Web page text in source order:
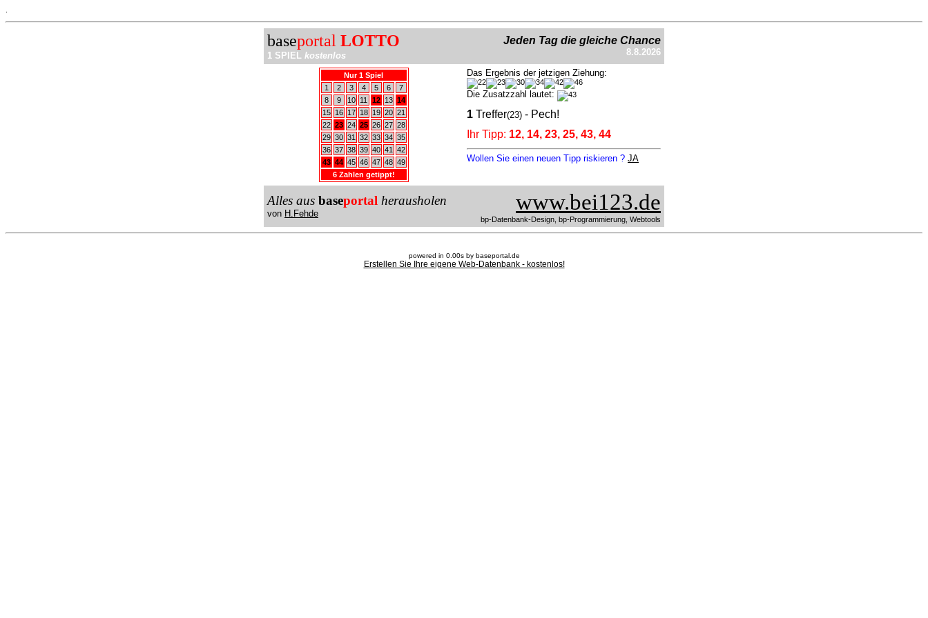
baseportal LOTTO
1 SPIEL kostenlos
Jeden Tag die gleiche Chance
8.8.2026
Nur 1 Spiel
1
2 3 4 5 6
7
8
9 10 11 12 13 14
15
16 17 18 19 20 21
22 23 24 25 26 27 28
29 30 31 32 33 34 35
36 37 38 39 40 41
42
43 44 45 46 47 48 49
6 Zahlen getippt!
Das Ergebnis der jetzigen Ziehung:
Die Zusatzzahl lautet:
1 Treffer(23) - Pech!
Ihr Tipp: 12, 14, 23, 25, 43, 44
Wollen Sie einen neuen Tipp riskieren ? JA
Alles aus baseportal herausholen
von H.Fehde www.bei123.de
bp-Datenbank-Design, bp-Programmierung, Webtools
powered in 0.00s by baseportal.de
Erstellen Sie Ihre eigene Web-Datenbank - kostenlos!